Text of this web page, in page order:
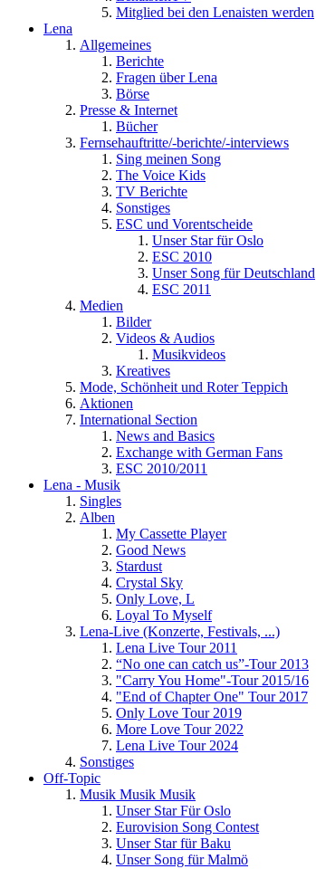
Mitglied bei den Lenaisten werden
Lena
Allgemeines
Berichte
Fragen über Lena
Börse
Presse & Internet
Bücher
Fernsehauftritte/-berichte/-interviews
Sing meinen Song
The Voice Kids
TV Berichte
Sonstiges
ESC und Vorentscheide
Unser Star für Oslo
ESC 2010
Unser Song für Deutschland
ESC 2011
Medien
Bilder
Videos & Audios
Musikvideos
Kreatives
Mode, Schönheit und Roter Teppich
Aktionen
International Section
News and Basics
Exchange with German Fans
ESC 2010/2011
Lena - Musik
Singles
Alben
My Cassette Player
Good News
Stardust
Crystal Sky
Only Love, L
Loyal To Myself
Lena-Live (Konzerte, Festivals, ...)
Lena Live Tour 2011
“No one can catch us”-Tour 2013
"Carry You Home"-Tour 2015/16
"End of Chapter One" Tour 2017
Only Love Tour 2019
More Love Tour 2022
Lena Live Tour 2024
Sonstiges
Off-Topic
Musik Musik Musik
Unser Star Für Oslo
Eurovision Song Contest
Unser Star für Baku
Unser Song für Malmö